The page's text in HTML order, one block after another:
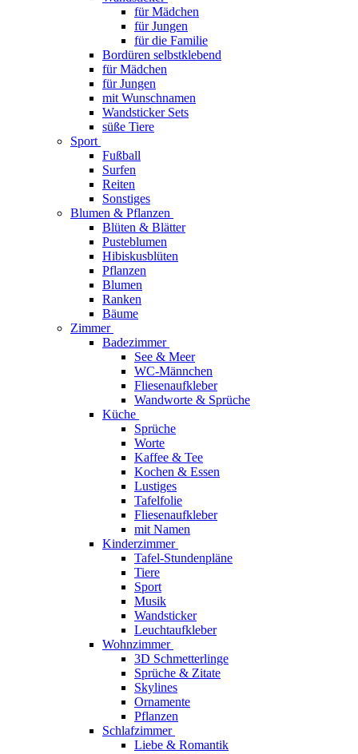
für Mädchen
für Jungen
für die Familie
Bordüren selbstklebend
für Mädchen
für Jungen
mit Wunschnamen
Wandsticker Sets
süße Tiere
Sport
Fußball
Surfen
Reiten
Sonstiges
Blumen & Pflanzen
Blüten & Blätter
Pusteblumen
Hibiskusblüten
Pflanzen
Blumen
Ranken
Bäume
Zimmer
Badezimmer
See & Meer
WC-Männchen
Fliesenaufkleber
Wandworte & Sprüche
Küche
Sprüche
Worte
Kaffee & Tee
Kochen & Essen
Lustiges
Tafelfolie
Fliesenaufkleber
mit Namen
Kinderzimmer
Tafel-Stundenpläne
Tiere
Sport
Musik
Wandsticker
Leuchtaufkleber
Wohnzimmer
3D Schmetterlinge
Sprüche & Zitate
Skylines
Ornamente
Pflanzen
Schlafzimmer
Liebe & Romantik